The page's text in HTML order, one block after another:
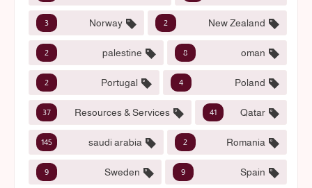
New Zealand
2
Norway
3
oman
8
palestine
2
Poland
4
Portugal
2
Qatar
41
Resources & Services
37
Romania
2
saudi arabia
145
Spain
9
Sweden
9